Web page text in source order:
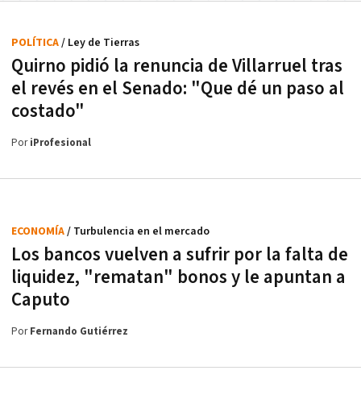
Quirno pidió la renuncia de Villarruel tras
el revés en el Senado: "Que dé un paso al
costado"
POLÍTICA/ Ley de Tierras
PoriProfesional
Los bancos vuelven a sufrir por la falta de
liquidez, "rematan" bonos y le apuntan a
Caputo
ECONOMÍA/ Turbulencia en el mercado
PorFernando Gutiérrez